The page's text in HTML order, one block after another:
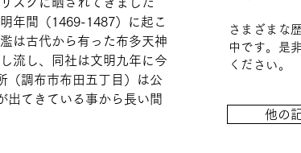
年間（1469-1487）に起こ
は古代から有った布多天神
流し、同社は文明九年に今
（調布市布田五丁目）は公
出てきている事から長い間
さまざまな
中です。是
ください。
他の